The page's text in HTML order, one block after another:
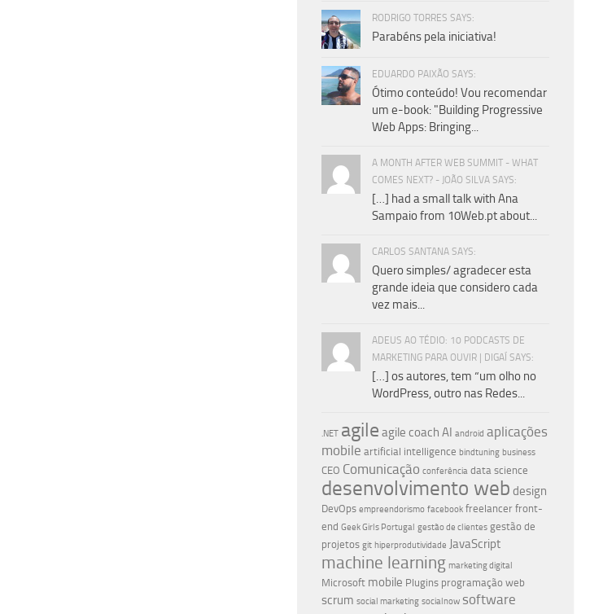
RODRIGO TORRES SAYS:
Parabéns pela iniciativa!
EDUARDO PAIXÃO SAYS:
Ótimo conteúdo! Vou recomendar
um e-book: "Building Progressive
Web Apps: Bringing...
A MONTH AFTER WEB SUMMIT - WHAT
COMES NEXT? - JOÃO SILVA SAYS:
[…] had a small talk with Ana
Sampaio from 10Web.pt about...
CARLOS SANTANA SAYS:
Quero simples/ agradecer esta
grande ideia que considero cada
vez mais...
ADEUS AO TÉDIO: 10 PODCASTS DE
MARKETING PARA OUVIR | DIGAÍ SAYS:
[…] os autores, tem “um olho no
WordPress, outro nas Redes...
.NET agile agile coach AI android aplicações
mobile artificial intelligence bindtuning business
CEO Comunicação conferência data science
desenvolvimento web design
DevOps empreendorismo facebook freelancer front-
end Geek Girls Portugal gestão de clientes gestão de
projetos git hiperprodutividade JavaScript
machine learning marketing digital
Microsoft mobile Plugins programação web
scrum social marketing socialnow software